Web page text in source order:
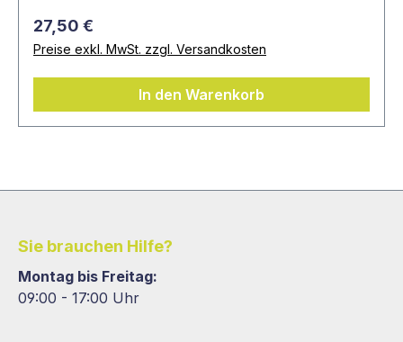
27,50 €
Preise exkl. MwSt. zzgl. Versandkosten
In den Warenkorb
Sie brauchen Hilfe?
Montag bis Freitag:
09:00 - 17:00 Uhr